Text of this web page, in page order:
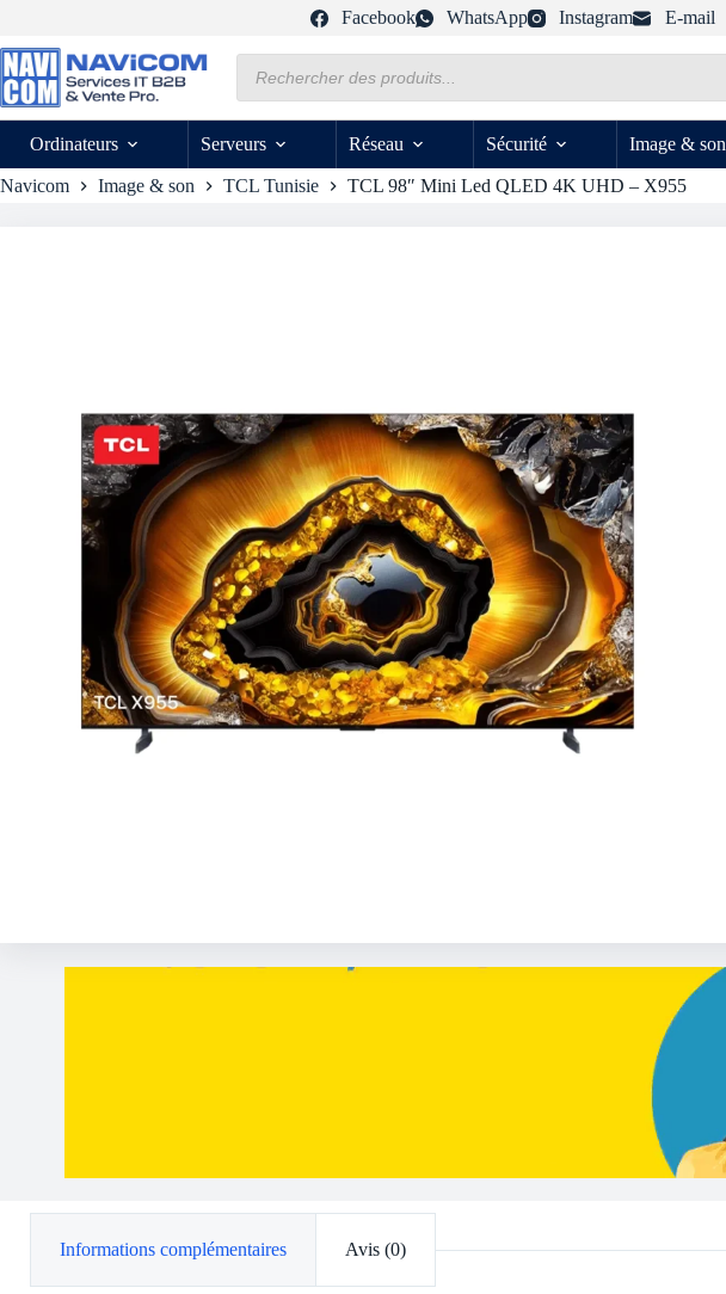
contenu
Facebook WhatsApp Instagram E-mail
produits
Ordinateurs
Serveurs Réseau Sécurité Image & son
Navicom Image & son TCL Tunisie TCL 98″ Mini Led QLED 4K UHD – X955
Informations complémentaires Avis (0)